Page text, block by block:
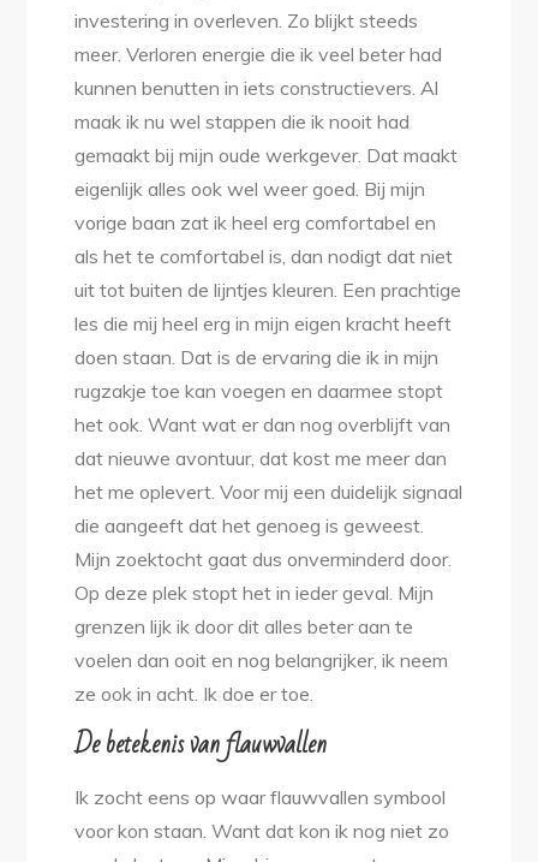
investering in overleven. Zo blijkt steeds
meer. Verloren energie die ik veel beter had
kunnen benutten in iets constructievers. Al
maak ik nu wel stappen die ik nooit had
gemaakt bij mijn oude werkgever. Dat maakt
eigenlijk alles ook wel weer goed. Bij mijn
vorige baan zat ik heel erg comfortabel en
als het te comfortabel is, dan nodigt dat niet
uit tot buiten de lijntjes kleuren. Een prachtige
les die mij heel erg in mijn eigen kracht heeft
doen staan. Dat is de ervaring die ik in mijn
rugzakje toe kan voegen en daarmee stopt
het ook. Want wat er dan nog overblijft van
dat nieuwe avontuur, dat kost me meer dan
het me oplevert. Voor mij een duidelijk signaal
die aangeeft dat het genoeg is geweest.
Mijn zoektocht gaat dus onverminderd door.
Op deze plek stopt het in ieder geval. Mijn
grenzen lijk ik door dit alles beter aan te
voelen dan ooit en nog belangrijker, ik neem
ze ook in acht. Ik doe er toe.
De betekenis van flauwvallen
Ik zocht eens op waar flauwvallen symbool
voor kon staan. Want dat kon ik nog niet zo